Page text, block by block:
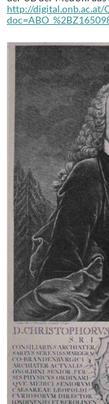
http://digital.onb.ac.at/